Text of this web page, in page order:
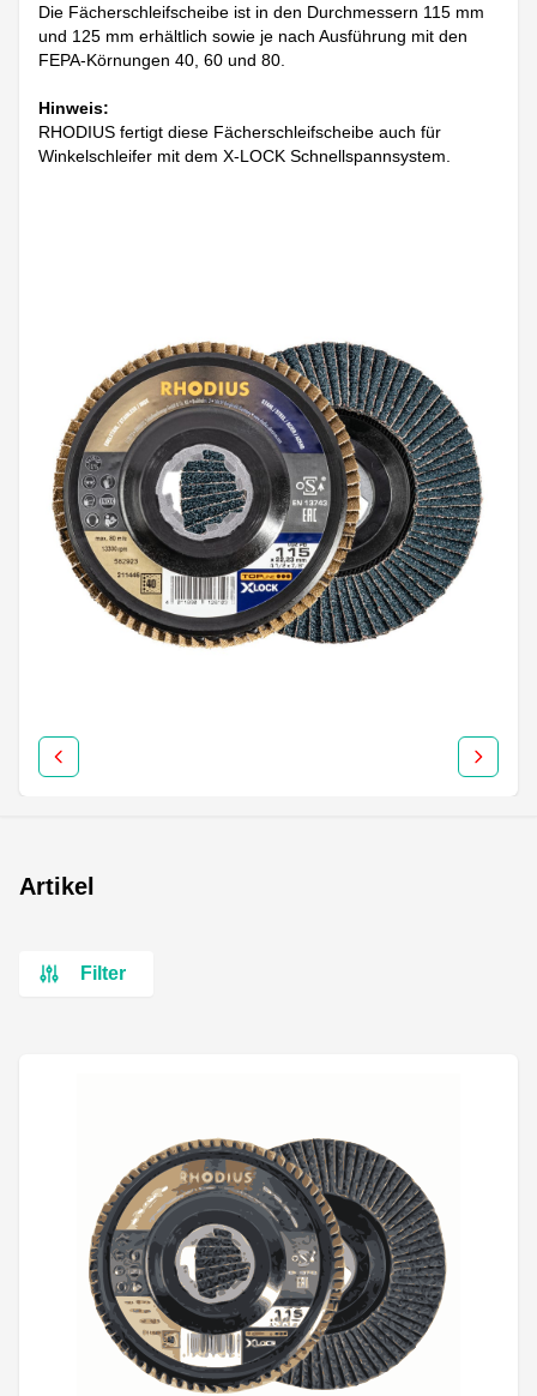
Die Fächerschleifscheibe ist in den Durchmessern 115 mm
und 125 mm erhältlich sowie je nach Ausführung mit den
FEPA-Körnungen 40, 60 und 80.
Hinweis:
RHODIUS fertigt diese Fächerschleifscheibe auch für
Winkelschleifer mit dem X-LOCK Schnellspannsystem.
Artikel
Filter